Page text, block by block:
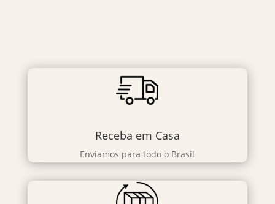
Receba em Casa
Enviamos para todo o Brasil